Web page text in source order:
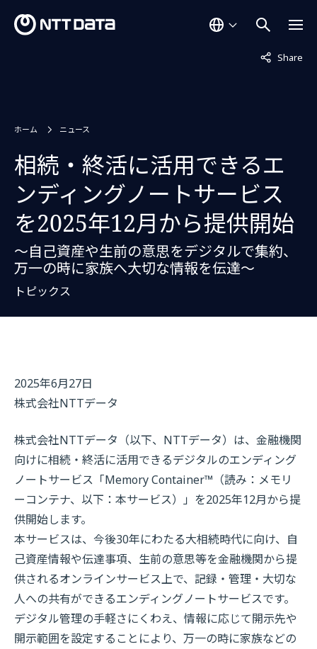
Share
非表示中
ホーム ニュース
相続・終活に活用できるエ
ンディングノートサービス
を2025年12月から提供開始
～自己資産や生前の意思をデジタルで集約、
万一の時に家族へ大切な情報を伝達～
トピックス
2025年6月27日
株式会社NTTデータ
株式会社NTTデータ（以下、NTTデータ）は、金融機関
向けに相続・終活に活用できるデジタルのエンディング
ノートサービス「Memory Container™（読み：メモリ
ーコンテナ、以下：本サービス）」を2025年12月から提
供開始します。
本サービスは、今後30年にわたる大相続時代に向け、自
己資産情報や伝達事項、生前の意思等を金融機関から提
供されるオンラインサービス上で、記録・管理・大切な
人への共有ができるエンディングノートサービスです。
デジタル管理の手軽さにくわえ、情報に応じて開示先や
開示範囲を設定することにより、万一の時に家族などの